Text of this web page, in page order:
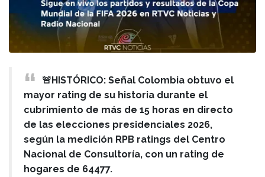
🚨HISTÓRICO: Señal Colombia obtuvo el
mayor rating de su historia durante el
cubrimiento de más de 15 horas en directo
de las elecciones presidenciales 2026,
según la medición RPB ratings del Centro
Nacional de Consultoría, con un rating de
hogares de 64477.